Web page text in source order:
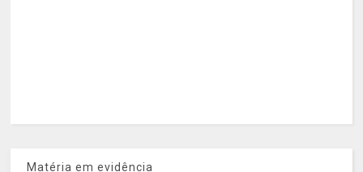
Matéria em evidência